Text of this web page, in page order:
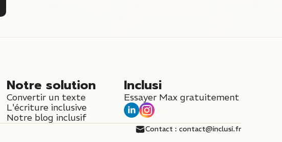
Notre solution
Convertir un texte
L'écriture inclusive
Notre blog inclusif
Inclusi
Essayer Max gratuitement
Contact : contact@inclusi.fr